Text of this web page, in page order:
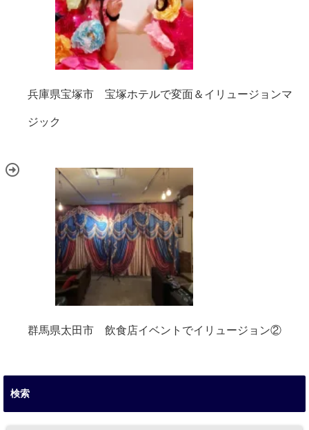
兵庫県宝塚市 宝塚ホテルで変面＆イリュージョンマ
ジック
群馬県太田市 飲食店イベントでイリュージョン②
検索